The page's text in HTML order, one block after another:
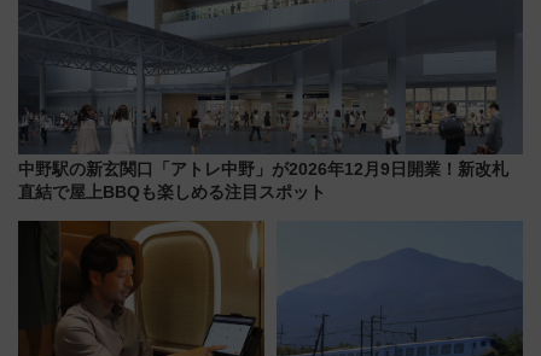
中野駅の新玄関口「アトレ中野」が2026年12月9日開業！新改札
直結で屋上BBQも楽しめる注目スポット